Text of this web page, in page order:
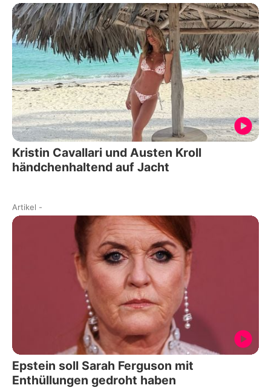
Kristin Cavallari und Austen Kroll
händchenhaltend auf Jacht
Artikel -
Epstein soll Sarah Ferguson mit
Enthüllungen gedroht haben